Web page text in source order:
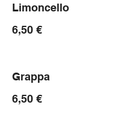
Limoncello
6,50 €
Grappa
6,50 €